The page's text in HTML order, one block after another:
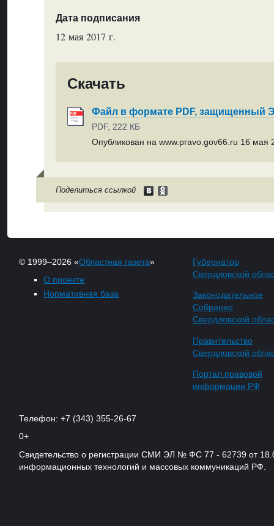
Дата подписания
12 мая 2017 г.
Скачать
Файл в формате PDF, защищенный
PDF, 222 КБ
Опубликован на www.pravo.gov66.ru 16 мая
Поделиться ссылкой
© 1999–2026 «Областная газета»
О проекте
Нормативная база
Губернатор
Свердловской
Законодательное
Собрание
Свердловской
Правительство
Свердловской
Портал правовой
информации РФ
Телефон: +7 (343) 355-26-67
0+
Свидетельство о регистрации СМИ ЭЛ № ФС 77 - 62739 от
информационных технологий и массовых коммуникаций РФ.